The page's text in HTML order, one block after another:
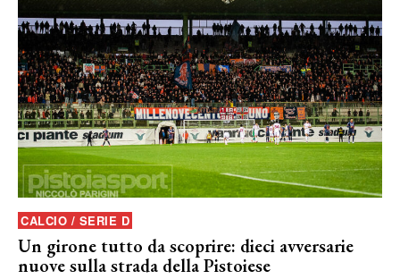
CALCIO / SERIE D
Un girone tutto da scoprire: dieci avversarie
nuove sulla strada della Pistoiese